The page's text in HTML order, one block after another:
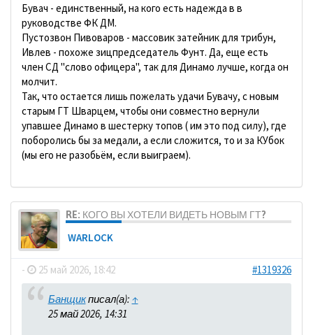
Бувач - единственный, на кого есть надежда в в
руководстве ФК ДМ.
Пустозвон Пивоваров - массовик затейник для трибун,
Ивлев - похоже зицпредседатель Фунт. Да, еще есть
член СД "слово офицера", так для Динамо лучше, когда он
молчит.
Так, что остается лишь пожелать удачи Бувачу, с новым
старым ГТ Шварцем, чтобы они совместно вернули
упавшее Динамо в шестерку топов ( им это под силу), где
поборолись бы за медали, а если сложится, то и за КУбок
(мы его не разобьём, если выиграем).
RE: КОГО ВЫ ХОТЕЛИ ВИДЕТЬ НОВЫМ ГТ?
WARLOCK
- 25 май 2026, 18:42 #1319326
Банщикписал(а): ↑
25 май 2026, 14:31